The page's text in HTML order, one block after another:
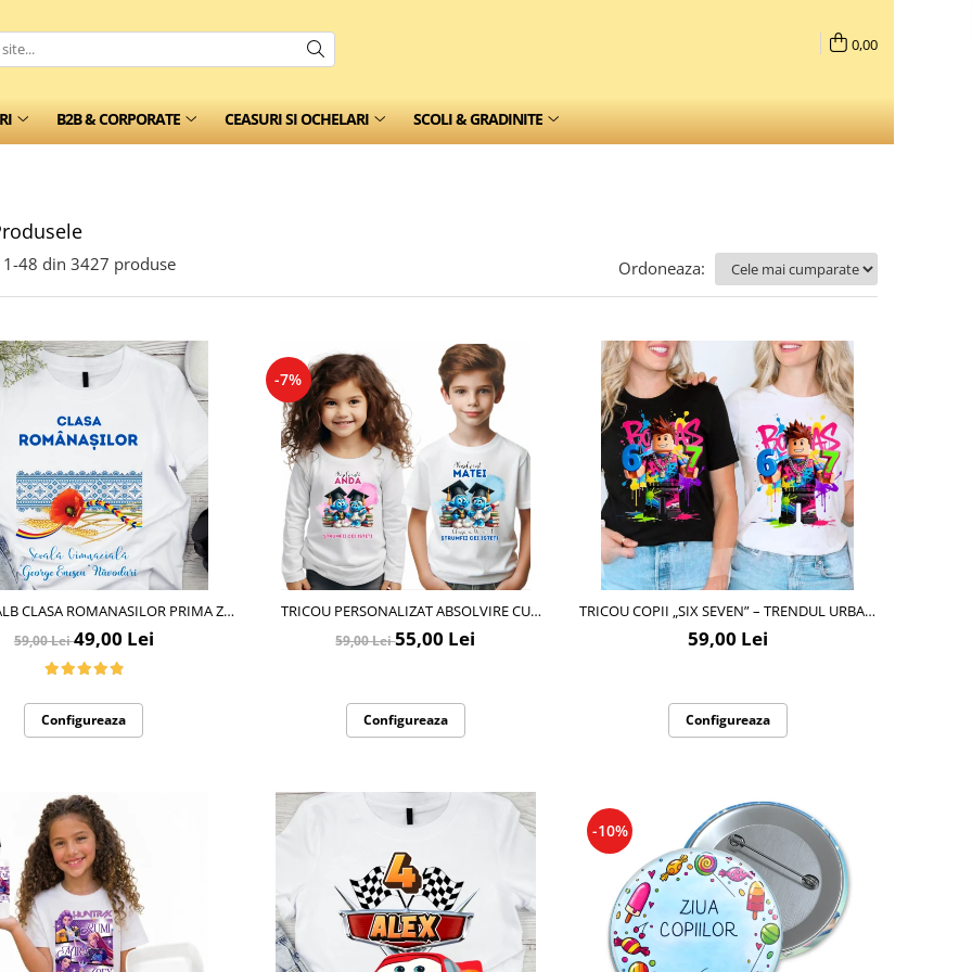
0,00
B2B & CORPORATE CEASURI SI OCHELARI SCOLI & GRADINITE
1-48 din 3427 produse Ordoneaza:
CLASA ROMANASILOR PRIMA ZI
SAU SCOALA DIN BUMBAC
ABS1133
59,00 Lei49,00 Lei
Configureaza
-7%
TRICOU PERSONALIZAT ABSOLVIRE CU
STRUMFII CEI ISTETI
59,00 Lei55,00 Lei
Configureaza
TRICOU COPII „SIX SEVEN” – TRENDUL URBAN
AL MOMENTULUI
59,00 Lei
Configureaza
-10%